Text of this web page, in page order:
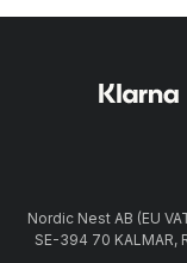
Nordic Nest AB (EU
SE-394 70